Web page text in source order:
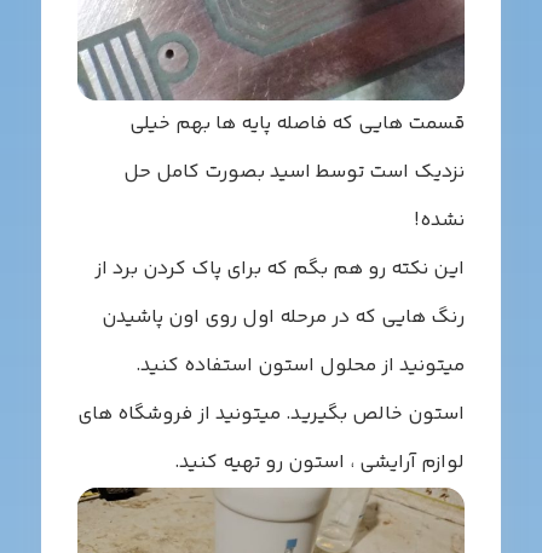
هایی که فاصله پایه ها بهم خیلی
است توسط اسید بصورت کامل حل
نکته رو هم بگم که برای پاک کردن برد از
هایی که در مرحله اول روی اون پاشیدن
از محلول استون استفاده کنید.
خالص بگیرید. میتونید از فروشگاه های
آرایشی ، استون رو تهیه کنید.